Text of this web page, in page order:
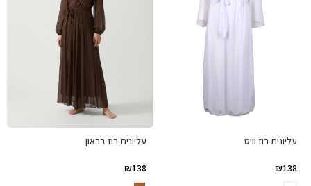
עליונית רוז וויט
₪138
עליונית רוז בראון
₪138